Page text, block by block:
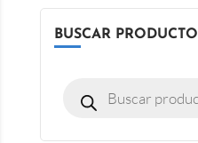
BUSCAR PRODUCTO